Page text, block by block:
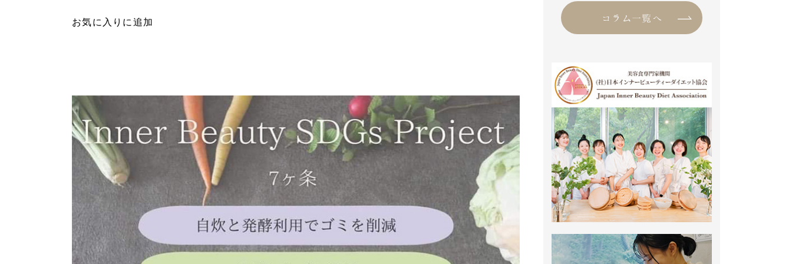
お気に入りに追加
いよいよ本格的な夏の到来です。
麦茶を注ぎに、冷やしたスイカを
取りに […]
コラム一覧へ